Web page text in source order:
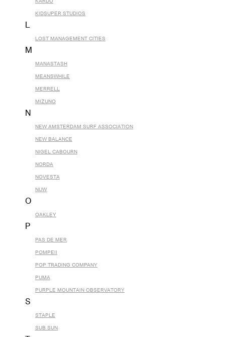
KIDSUPER STUDIOS
L
LOST MANAGEMENT CITIES
M
MANASTASH
MEANSWHILE
MERRELL
MIZUNO
N
NEW AMSTERDAM SURF ASSOCIATION
NEW BALANCE
NIGEL CABOURN
NORDA
NOVESTA
NUW
O
OAKLEY
P
PAS DE MER
POMPEII
POP TRADING COMPANY
PUMA
PURPLE MOUNTAIN OBSERVATORY
S
STAPLE
SUB SUN